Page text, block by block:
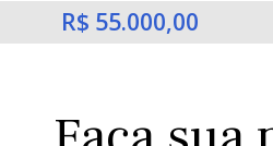
R$ 55.000,00